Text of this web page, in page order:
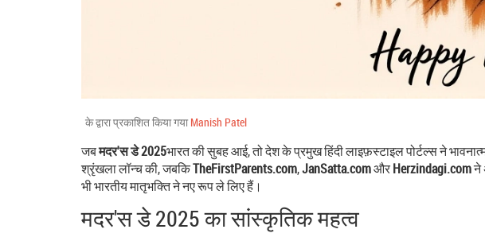
के द्वारा प्रकाशित किया गया Manish Patel
जबमदर'स डे 2025भारतकी सुबह आई, तो देश के प्रमुख हिंदी लाइफ़स्टाइल पोर्टल्स ने
श्रृंखला लॉन्च की, जबकिTheFirstParents.com,JanSatta.comऔरHerzindagi.comने
भी भारतीय मातृभक्ति ने नए रूप ले लिए हैं।
मदर'स डे 2025 का सांस्कृतिक महत्व